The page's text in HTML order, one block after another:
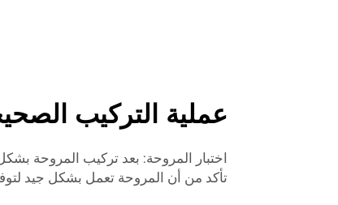
عملية التركيب
اختبار المروحة: بعد تركيب المروحة
تأكد من أن المروحة تعمل بشكل جيد